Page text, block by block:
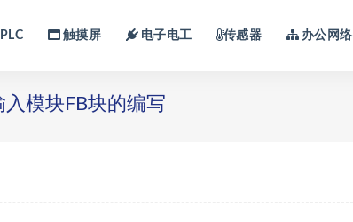
触摸屏 电子电工 传感器 办公网络
模块FB块的编写